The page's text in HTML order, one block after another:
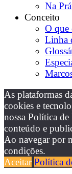
Na
Conceito
O que
Linha
As plataformas
cookies e
nossa Política
conteúdo e
Ao navegar por
condições.
Aceitar Política